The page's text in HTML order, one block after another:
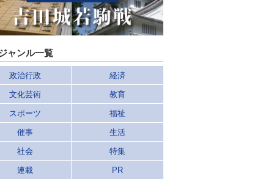
ャンル一覧
政治行政 経済
文化芸術 教育
スポーツ 福祉
催事 生活
社会 特集
連載 PR